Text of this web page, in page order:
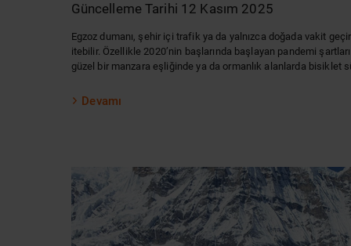
Güncelleme Tarihi 12 Kasım 2025
Egzoz dumanı, şehir içi trafik ya da yalnızca doğada vakit
itebilir. Özellikle 2020’nin başlarında başlayan pandemi
güzel bir manzara eşliğinde ya da ormanlık alanlarda bisiklet
Devamı